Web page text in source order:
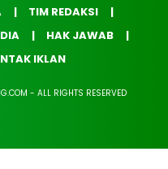
TIM REDAKSI
HAK JAWAB
IKLAN
- ALL RIGHTS RESERVED